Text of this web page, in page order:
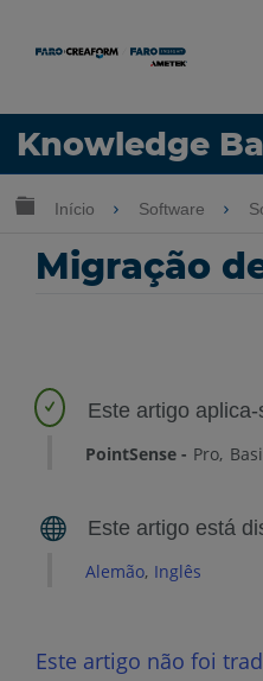
Knowledge
Idioma
Expandir/recolher
Início Software
Migração
PointSense Pro
Alemão Inglês
Este artigo não foi